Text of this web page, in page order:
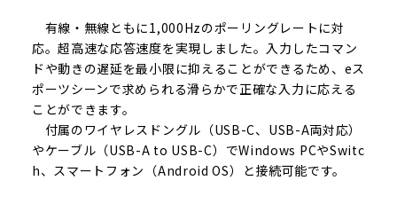
有線・無線ともに1,000Hzのポーリングレートに対
応。超高速な応答速度を実現しました。入力したコマン
ドや動きの遅延を最小限に抑えることができるため、eス
ポーツシーンで求められる滑らかで正確な入力に応える
ことができます。
付属のワイヤレスドングル（USB-C、USB-A両対応）
やケーブル（USB-A to USB-C）でWindows PCやSwitc
h、スマートフォン（Android OS）と接続可能です。